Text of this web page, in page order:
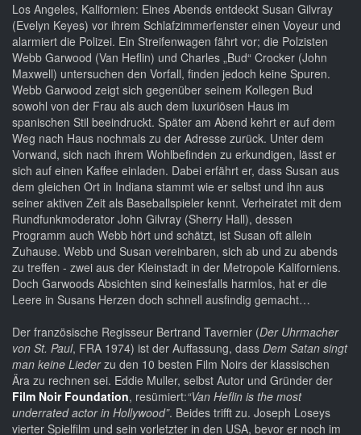
Los Angeles, Kalifornien: Eines Abends entdeckt Susan Gilvray
(Evelyn Keyes) vor ihrem Schlafzimmerfenster einen Voyeur und
alarmiert die Polizei. Ein Streifenwagen fährt vor; die Polzisten
Webb Garwood (Van Heflin) und Charles „Bud“ Crocker (John
Maxwell) untersuchen den Vorfall, finden jedoch keine Spuren.
Webb Garwood zeigt sich gegenüber seinem Kollegen Bud
sowohl von der Frau als auch dem luxuriösen Haus im
spanischen Stil beeindruckt. Später am Abend kehrt er auf dem
Weg nach Haus nochmals zu der Adresse zurück. Unter dem
Vorwand, sich nach ihrem Wohlbefinden zu erkundigen, lässt er
sich auf einen Kaffee einladen. Dabei erfährt er, dass Susan aus
dem gleichen Ort in Indiana stammt wie er selbst und ihn aus
seiner aktiven Zeit als Baseballspieler kennt. Verheiratet mit dem
Rundfunkmoderator John Gilvray (Sherry Hall), dessen
Programm auch Webb hört und schätzt, ist Susan oft allein
Zuhause. Webb und Susan vereinbaren, sich ab und zu abends
zu treffen - zwei aus der Kleinstadt in der Metropole Kaliforniens.
Doch Garwoods Absichten sind keinesfalls harmlos, hat er die
Leere in Susans Herzen doch schnell ausfindig gemacht…
Der französische Regisseur Bertrand Tavernier (Der Uhrmacher
von St. Paul, FRA 1974) ist der Auffassung, dass Dem Satan singt
man keine Liederzu den 10 besten Film Noirs der klassischen
Ära zu rechnen sei. Eddie Muller, selbst Autor und Gründer der
Film Noir Foundation, resümiert:“Van Heflin is the most
underrated actor in Hollywood”. Beides trifft zu. Joseph Loseys
vierter Spielfilm und sein vorletzter in den USA, bevor er noch im